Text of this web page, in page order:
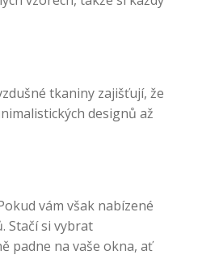
tkaniny zajišťují, že
designů až
vám však nabízené
Stačí si vybrat
padne na vaše okna, ať